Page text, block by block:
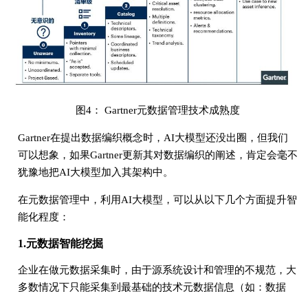
图4： Gartner元数据管理技术成熟度
Gartner在提出数据编织概念时，AI大模型还没出圈，但我们
可以想象，如果Gartner更新其对数据编织的阐述，肯定会毫不
犹豫地把AI大模型加入其架构中。
在元数据管理中，利用AI大模型，可以从以下几个方面提升智
能化程度：
1.元数据智能挖掘
企业在做元数据采集时，由于源系统设计和管理的不规范，大
多数情况下只能采集到最基础的技术元数据信息（如：数据